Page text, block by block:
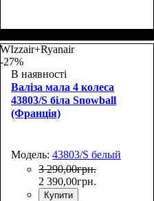
77х54х31
WIzzair+Ryanair
-27%
В наявності
Валіза мала 4 колеса
43803/S біла Snowball
(Франція)
Модель: 43803/S белый
3 290,00грн.
2 390,00грн.
Купити